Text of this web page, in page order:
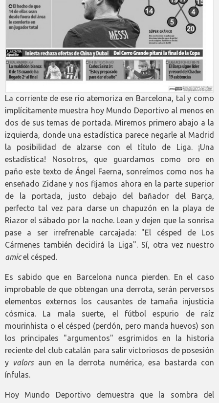
La corriente de ese río atemoriza en Barcelona, tal y como
implícitamente muestra hoy Mundo Deportivo al menos en
dos de sus temas de portada. Miremos primero abajo a la
izquierda, donde una estadística parece negarle al Madrid
la posibilidad de alzarse con el título de Liga. ¡Una
estadística! Nosotros, que guardamos como oro en
paño este texto de Ángel Faerna, sonreímos como nos ha
enseñado Zidane y nos fijamos ahora en la parte superior
de la portada, justo debajo del bañador del Barça,
perfecto tal vez para darse un chapuzón en la playa de
Riazor el sábado por la noche. Lean y dejen que la sonrisa
pase a ser irrefrenable carcajada: "El césped de Los
Cármenes también decidirá la Liga". Sí, otra vez nuestro
amicel césped.
Es sabido que en Barcelona nunca pierden. En el caso
improbable de que obtengan una derrota, serán perversos
elementos externos los causantes de tamaña injusticia
cósmica. La mala suerte, el fútbol espurio de raíz
mourinhista o el césped (perdón, pero manda huevos) son
los principales "argumentos" esgrimidos en la historia
reciente del club catalán para salir victoriosos de posesión
y valorsaun en la derrota numérica, esa bastarda con
ínfulas.
Hoy Mundo Deportivo demuestra que la sombra del